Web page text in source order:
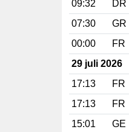
09:32
DR
07:30
GR
00:00
FR
29 juli 2026
17:13
FR
17:13
FR
15:01
GE